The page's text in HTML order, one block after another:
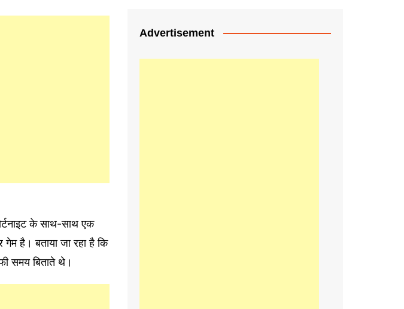
के साथ-साथ एक
है। बताया जा रहा है कि
समय बिताते थे।
Advertisement